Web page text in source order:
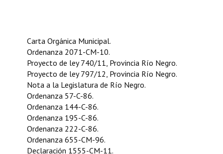
DOCUMENTOS
Informes de Gestión
Proyectos Presentados
Dictámenes Asesoría Letrada
Actas de Sesión
Carta Orgánica Municipal.
Ordenanza 2071-CM-10.
Proyecto de ley 740/11, Provincia Río Negro.
Proyecto de ley 797/12, Provincia Río Negro.
Nota a la Legislatura de Río Negro.
Ordenanza 57-C-86.
Ordenanza 144-C-86.
Ordenanza 195-C-86.
Ordenanza 222-C-86.
Ordenanza 655-CM-96.
Declaración 1555-CM-11.